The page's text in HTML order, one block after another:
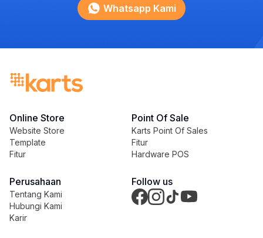
Whatsapp Kami
Online Store
Website Store
Template
Fitur
Point Of Sale
Karts Point Of Sales
Fitur
Hardware POS
Perusahaan
Tentang Kami
Hubungi Kami
Karir
Follow us